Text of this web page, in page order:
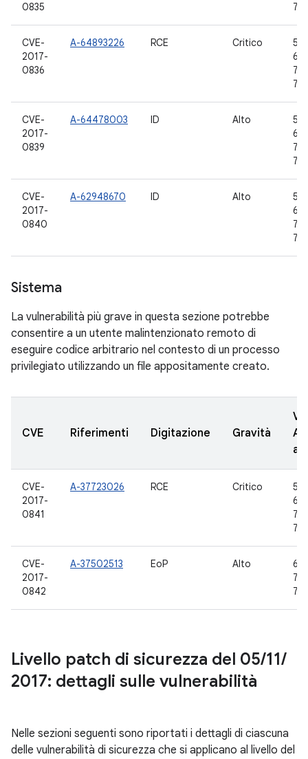
0835
CVE-
2017-
0836
A-64893226 RCE Critico
CVE-
2017-
0839
A-64478003 ID Alto
CVE-
2017-
0840
A-62948670 ID Alto
Sistema
La vulnerabilità più grave in questa sezione potrebbe
consentire a un utente malintenzionato remoto di
eseguire codice arbitrario nel contesto di un processo
privilegiato utilizzando un file appositamente creato.
CVE Riferimenti Digitazione Gravità
CVE-
2017-
0841
A-37723026 RCE Critico
CVE-
2017-
0842
A-37502513 EoP Alto
Livello patch di sicurezza del 05/11/
2017: dettagli sulle vulnerabilità
Nelle sezioni seguenti sono riportati i dettagli di ciascuna
delle vulnerabilità di sicurezza che si applicano al livello del